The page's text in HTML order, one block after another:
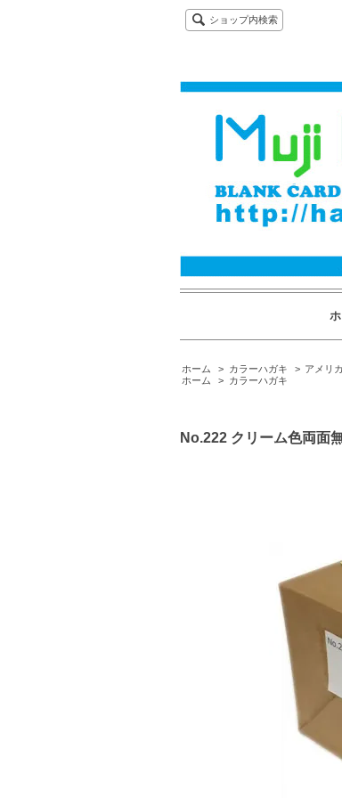
ショップ内検索
ホーム > カラーハガキ > アメリ
ホーム
> カラーハガキ
No.222 クリーム色両面